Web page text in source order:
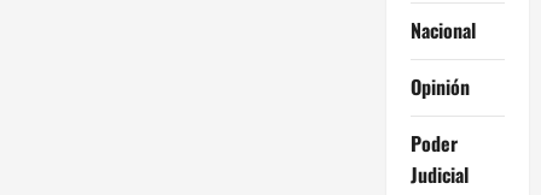
Nacional
Opinión
Poder
Judicial